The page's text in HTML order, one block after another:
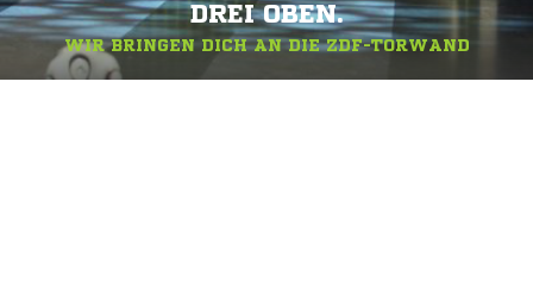
DREI OBEN.
WIR BRINGEN DICH AN DIE ZDF-TORWAND